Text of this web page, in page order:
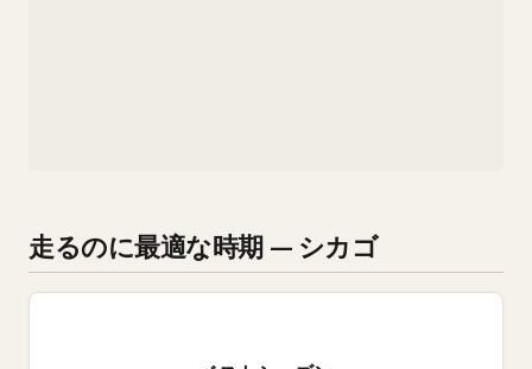
走るのに最適な時期 — シカゴ